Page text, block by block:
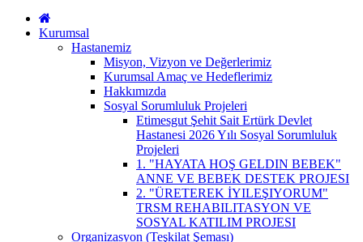
Kurumsal
Hastanemiz
Misyon, Vizyon ve Değerlerimiz
Kurumsal Amaç ve Hedeflerimiz
Hakkımızda
Sosyal Sorumluluk Projeleri
Etimesgut Şehit Sait Ertürk Devlet
Hastanesi 2026 Yılı Sosyal Sorumluluk
Projeleri
1. "HAYATA HOŞ GELDIN BEBEK"
ANNE VE BEBEK DESTEK PROJESI
2. "ÜRETEREK İYILEŞIYORUM"
TRSM REHABILITASYON VE
SOSYAL KATILIM PROJESI
Organizasyon (Teşkilat Şeması)